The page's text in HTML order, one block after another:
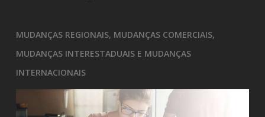
MUDANÇAS REGIONAIS, MUDANÇAS COMERCIAIS,
MUDANÇAS INTERESTADUAIS E MUDANÇAS
INTERNACIONAIS